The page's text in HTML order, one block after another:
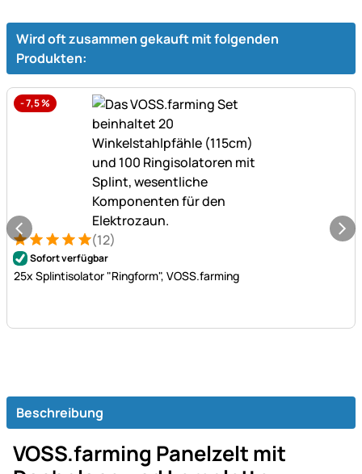
Wird oft zusammen gekauft mit folgenden
Produkten:
-7,5%
Bewertung: 5 von 5 (12 Bewertungen)
12 Bewertungen
(12)
Sofort verfügbar
25x Splintisolator "Ringform", VOSS.farming
Beschreibung
VOSS.farming Panelzelt mit